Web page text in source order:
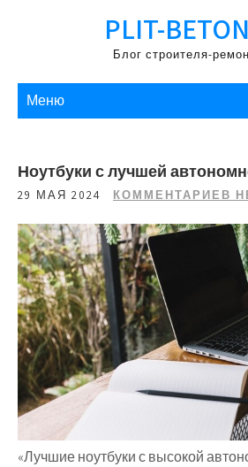
PLIT-
Блог строителя-
Меню
Ноутбуки с лучшей
29 МАЯ 2024 КОММЕНТАРИЕВ
«Лучшие ноутбуки с высокой